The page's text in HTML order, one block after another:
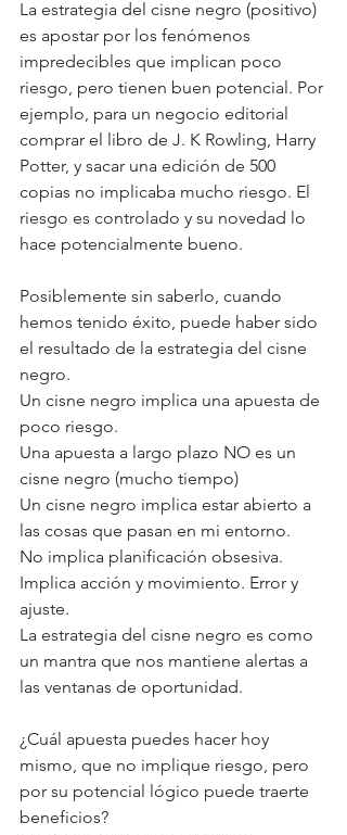
La estrategia del cisne negro (positivo)
es apostar por los fenómenos
impredecibles que implican poco
riesgo, pero tienen buen potencial. Por
ejemplo, para un negocio editorial
comprar el libro de J. K Rowling, Harry
Potter, y sacar una edición de 500
copias no implicaba mucho riesgo. El
riesgo es controlado y su novedad lo
hace potencialmente bueno.
Posiblemente sin saberlo, cuando
hemos tenido éxito, puede haber sido
el resultado de la estrategia del cisne
negro.
Un cisne negro implica una apuesta de
poco riesgo.
Una apuesta a largo plazo NO es un
cisne negro (mucho tiempo)
Un cisne negro implica estar abierto a
las cosas que pasan en mi entorno.
No implica planificación obsesiva.
Implica acción y movimiento. Error y
ajuste.
La estrategia del cisne negro es como
un mantra que nos mantiene alertas a
las ventanas de oportunidad.
¿Cuál apuesta puedes hacer hoy
mismo, que no implique riesgo, pero
por su potencial lógico puede traerte
beneficios?